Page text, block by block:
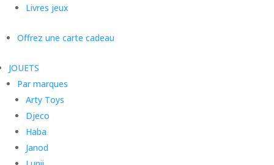
Livres jeux
Offrez une carte cadeau
JOUETS
Par marques
Arty Toys
Djeco
Haba
Janod